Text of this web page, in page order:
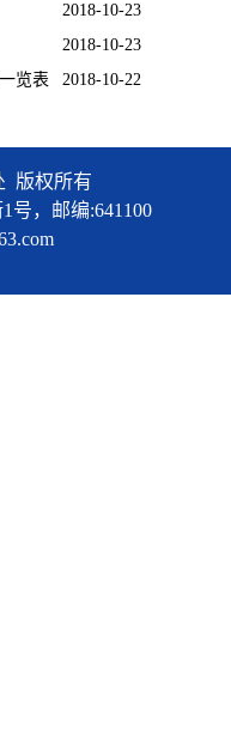
2018-10-23
2018-10-23
览表
2018-10-22
版权所有
号，邮编:641100